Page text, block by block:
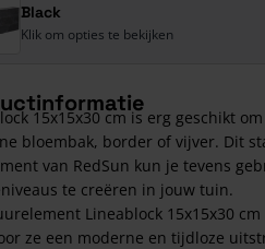
Black
Klik om opties te bekijken
15x15x30 cm is erg geschikt
bloembak, border of vijver. Dit
van RedSun kun je tevens
te creëren in jouw tuin.
Lineablock 15x15x30
ze een moderne en tijdloze